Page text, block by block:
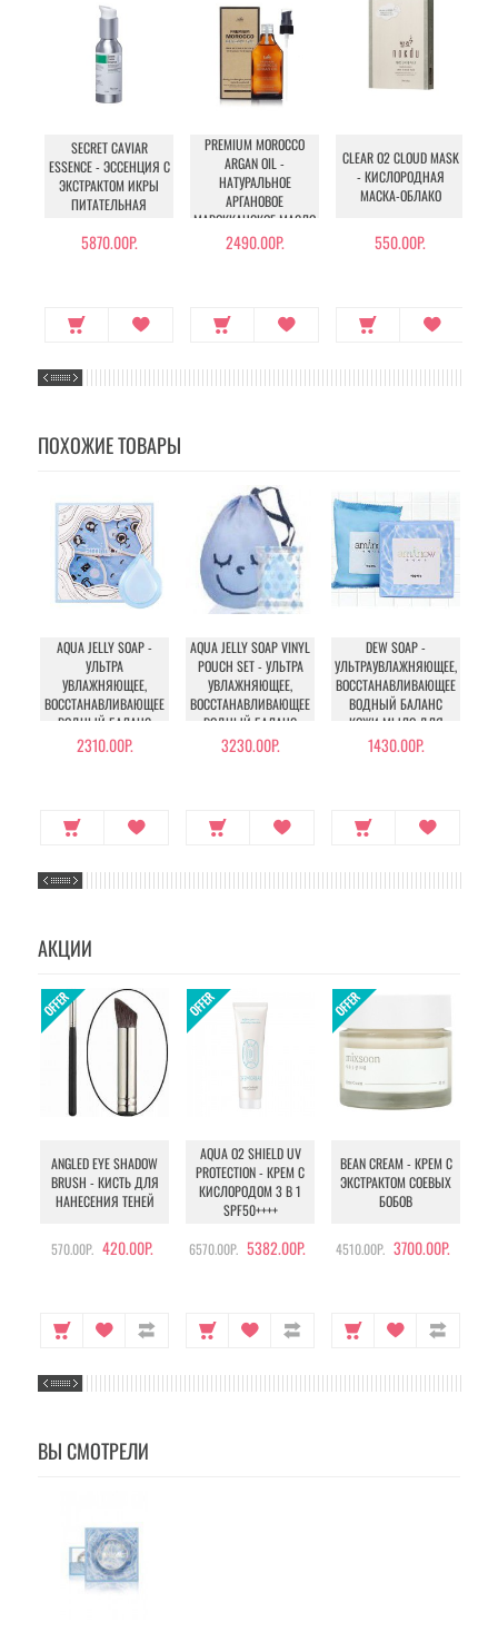
SECRET CAVIAR
ESSENCE - ЭССЕНЦИЯ С
ЭКСТРАКТОМ ИКРЫ
ПИТАТЕЛЬНАЯ
5870.00Р.
PREMIUM MOROCCO
ARGAN OIL -
НАТУРАЛЬНОЕ
АРГАНОВОЕ
МАРОККАНСКОЕ МАСЛО
ДЛЯ ВОЛОС
2490.00Р.
CLEAR O2 CLOUD MASK
- КИСЛОРОДНАЯ
МАСКА-ОБЛАКО
550.00Р.
ПОХОЖИЕ ТОВАРЫ
AQUA JELLY SOAP -
УЛЬТРА
УВЛАЖНЯЮЩЕЕ,
ВОССТАНАВЛИВАЮЩЕЕ
ВОДНЫЙ БАЛАНС
КОЖИ МЫЛО-ЖЕЛЕ С
2310.00Р.
AQUA JELLY SOAP VINYL
POUCH SET - УЛЬТРА
УВЛАЖНЯЮЩЕЕ,
ВОССТАНАВЛИВАЮЩЕЕ
ВОДНЫЙ БАЛАНС
КОЖИ МЫЛО-ЖЕЛЕ С
3230.00Р.
DEW SOAP -
УЛЬТРАУВЛАЖНЯЮЩЕЕ,
ВОССТАНАВЛИВАЮЩЕЕ
ВОДНЫЙ БАЛАНС
КОЖИ МЫЛО ДЛЯ
ЛИЦА С КОМПЛЕКСОМ
1430.00Р.
АКЦИИ
ANGLED EYE SHADOW
BRUSH - КИСТЬ ДЛЯ
НАНЕСЕНИЯ ТЕНЕЙ
570.00Р. 420.00Р.
AQUA O2 SHIELD UV
PROTECTION - КРЕМ С
КИСЛОРОДОМ 3 В 1
SPF50++++
6570.00Р. 5382.00Р.
BEAN CREAM - КРЕМ С
ЭКСТРАКТОМ СОЕВЫХ
БОБОВ
4510.00Р. 3700.00Р.
ВЫ СМОТРЕЛИ